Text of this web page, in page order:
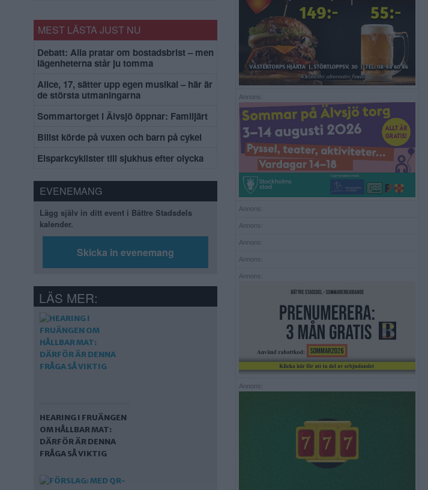
MEST LÄSTA JUST NU
Debatt: Alla pratar om bostadsbrist – men
lägenheterna står ju tomma
Alice, 17, sätter upp egen musikal – här är
de största utmaningarna
Sommartorget i Älvsjö öppnar: Familjärt
Bilist körde på vuxen och barn på cykel
Elsparkcyklister till sjukhus efter olycka
EVENEMANG
Lägg själv in ditt event i Bättre Stadsdels
kalender.
Skicka in evenemang
LÄS MER:
HEARING I FRUÄNGEN
OM HÅLLBAR MAT:
DÄRFÖR ÄR DENNA
FRÅGA SÅ VIKTIG
Annons:
Annons:
Annons:
Annons:
Annons:
Annons:
Annons: